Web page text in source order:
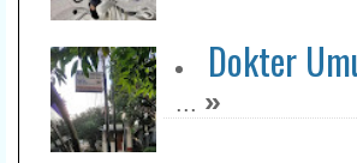
Dokter
... »